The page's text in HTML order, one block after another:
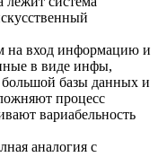
на вход информацию и
в виде инфы,
базы данных и
процесс
вариабельность
аналогия с